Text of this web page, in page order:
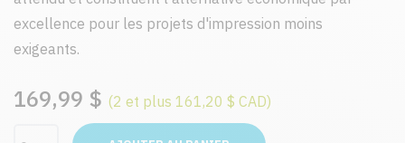
excellence pour les projets d'impression moins
exigeants.
169,99 $ (2 et plus 161,20 $ CAD)